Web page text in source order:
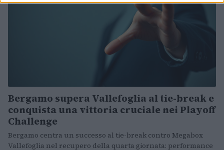
Bergamo supera Vallefoglia al tie-break e
conquista una vittoria cruciale nei Playoff
Challenge
Bergamo centra un successo al tie-break contro Megabox
Vallefoglia nel recupero della quarta giornata: performance